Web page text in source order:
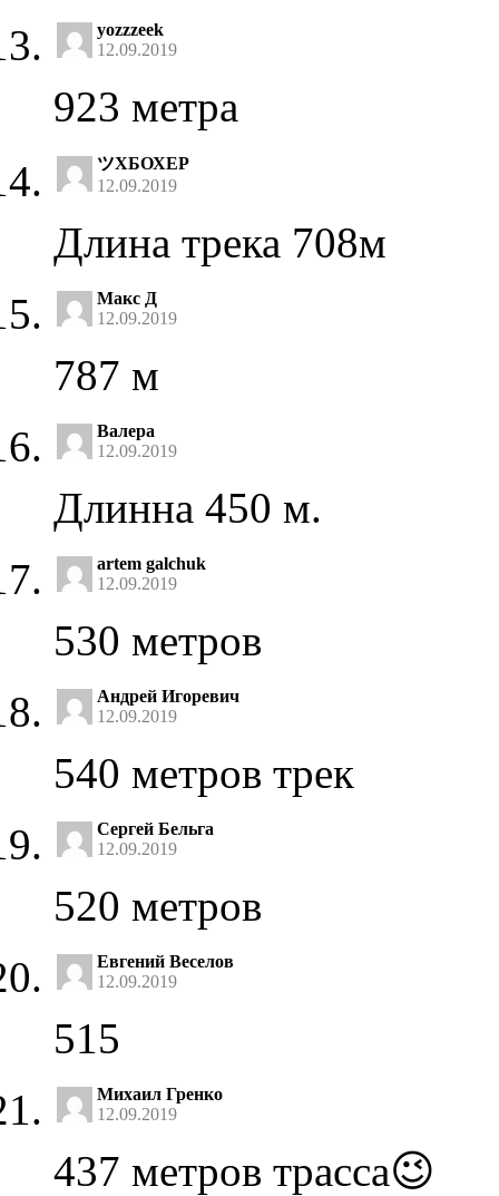
yozzzeek
12.09.2019
923 метра
ツХБОХЕР
12.09.2019
Длина трека 708м
Макс Д
12.09.2019
787 м
Валера
12.09.2019
Длинна 450 м.
artem galchuk
12.09.2019
530 метров
Андрей Игоревич
12.09.2019
540 метров трек
Сергей Бельга
12.09.2019
520 метров
Евгений Веселов
12.09.2019
515
Михаил Гренко
12.09.2019
437 метров трасса😉